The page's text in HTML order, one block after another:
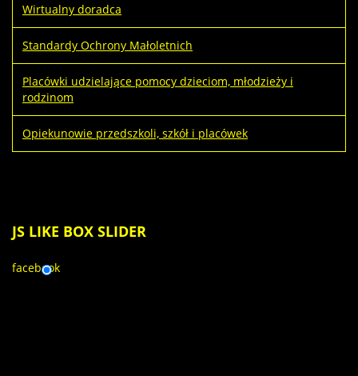
Wirtualny doradca
Standardy Ochrony Małoletnich
Placówki udzielające pomocy dzieciom, młodzieży i
rodzinom
Opiekunowie przedszkoli, szkół i placówek
JS LIKE BOX SLIDER
facebook